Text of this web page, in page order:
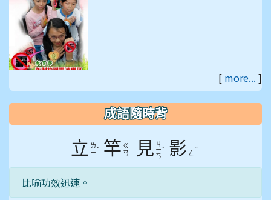
[ more... ]
成語隨時背
立 ㄌ
ㄧ ˋ 竿 ㄍ
ㄢ
見 ㄐ
ㄧ
ㄢ
ˋ 影 ㄧ
ㄥ ˇ
比喻功效迅速。